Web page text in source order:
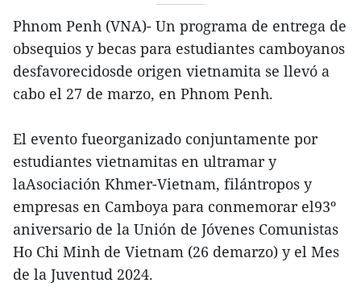
Phnom Penh (VNA)- Un programa de entrega de
obsequios y becas para estudiantes camboyanos
desfavorecidosde origen vietnamita se llevó a
cabo el 27 de marzo, en Phnom Penh.
El evento fueorganizado conjuntamente por
estudiantes vietnamitas en ultramar y
laAsociación Khmer-Vietnam, filántropos y
empresas en Camboya para conmemorar el93º
aniversario de la Unión de Jóvenes Comunistas
Ho Chi Minh de Vietnam (26 demarzo) y el Mes
de la Juventud 2024.